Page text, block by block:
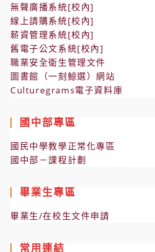
無聲廣播系統[校內]
線上請購系統[校內]
薪資管理系統[校內]
舊電子公文系統[校內]
職業安全衛生管理文件
圖書館（一刻鯨選）網站
Culturegrams電子資料庫
國中部專區
國民中學教學正常化專區
國中部－課程計劃
畢業生專區
畢業生/在校生文件申請
常用連結